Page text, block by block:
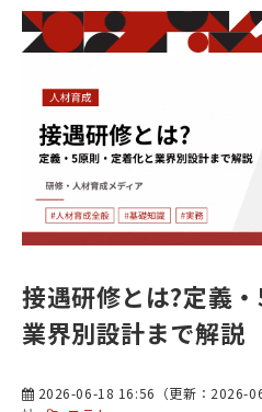
接遇研修とは?定義
業界別設計まで解説
2026-06-18 16:56 （更新： 2026-